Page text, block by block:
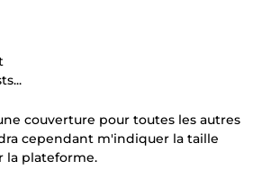
couverture pour toutes les autres
cependant m'indiquer la taille
la plateforme.